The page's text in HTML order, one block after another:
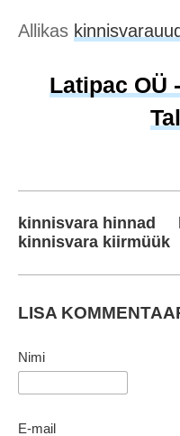
Allikas
Latipac OÜ
kinnisvara hinnad
kinnisvara kiirmüük
LISA
Nimi
E-mail